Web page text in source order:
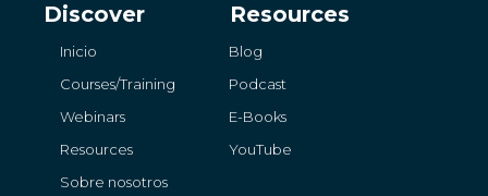
Discover
Inicio
Courses/Training
Webinars
Resources
Sobre nosotros
Resources
Blog
Podcast
E-Books
YouTube